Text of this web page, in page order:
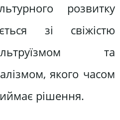
розвитку
зі свіжістю
та
якого часом
рішення.